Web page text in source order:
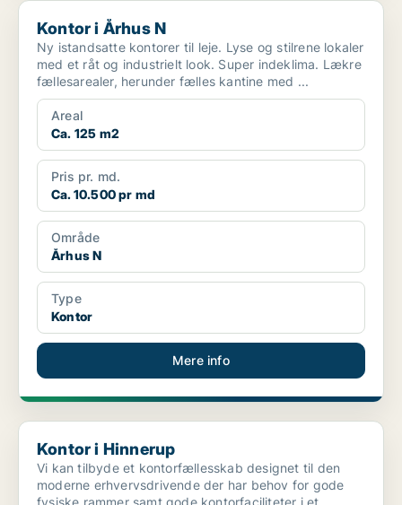
Kontor i Århus N
Kontor i Århus N
Ny istandsatte kontorer til leje. Lyse og stilrene lokaler
med et råt og industrielt look. Super indeklima. Lækre
fællesarealer, herunder fælles kantine med ...
Areal
Ca. 125 m2
Pris pr. md.
Ca. 10.500 pr md
Område
Århus N
Type
Kontor
Mere info
Kontor i Hinnerup
Kontor i Hinnerup
Vi kan tilbyde et kontorfællesskab designet til den
moderne erhvervsdrivende der har behov for gode